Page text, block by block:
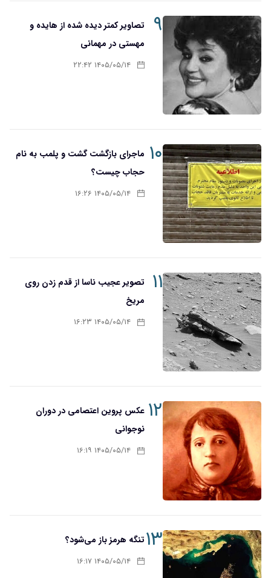
۹
تصاویر کمتر دیده شده از هایده و
مهستی در مهمانی
۱۴۰۵/۰۵/۱۴ ۲۲:۴۲
۱۰ ماجرای بازگشت گشت و پلمب به نام
حجاب چیست؟
۱۴۰۵/۰۵/۱۴ ۱۶:۲۶
۱۱ تصویر عجیب ناسا از قدم زدن روی
مریخ
۱۴۰۵/۰۵/۱۴ ۱۶:۲۳
۱۲
عکس پروین اعتصامی در دوران
نوجوانی
۱۴۰۵/۰۵/۱۴ ۱۶:۱۹
۱۳تنگه هرمز باز می‌شود؟
۱۴۰۵/۰۵/۱۴ ۱۶:۱۷